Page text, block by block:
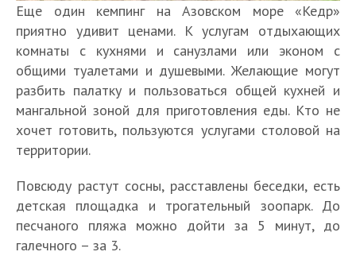
Еще один кемпинг на Азовском море «Кедр»
приятно удивит ценами. К услугам отдыхающих
комнаты с кухнями и санузлами или эконом с
общими туалетами и душевыми. Желающие могут
разбить палатку и пользоваться общей кухней и
мангальной зоной для приготовления еды. Кто не
хочет готовить, пользуются услугами столовой на
территории.
Повсюду растут сосны, расставлены беседки, есть
детская площадка и трогательный зоопарк. До
песчаного пляжа можно дойти за 5 минут, до
галечного – за 3.